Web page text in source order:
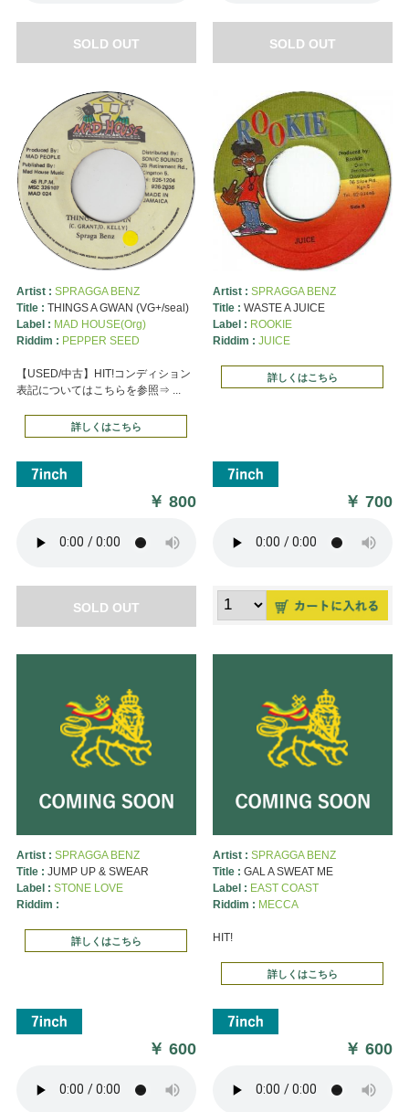
SOLD OUT SOLD OUT
Artist : SPRAGGA BENZ
Title : THINGS A GWAN (VG+/seal)
Label : MAD HOUSE(Org)
Riddim : PEPPER SEED
【USED/中古】HIT!コンディション
表記についてはこちらを参照⇒ ...
詳しくはこちら
￥800
SOLD OUT
Artist : SPRAGGA BENZ
Title : WASTE A JUICE
Label : ROOKIE
Riddim : JUICE
詳しくはこちら
￥700
Artist : SPRAGGA BENZ
Title : JUMP UP & SWEAR
Label : STONE LOVE
Riddim :
詳しくはこちら
￥600
Artist : SPRAGGA BENZ
Title : GAL A SWEAT ME
Label : EAST COAST
Riddim : MECCA
HIT!
詳しくはこちら
￥600